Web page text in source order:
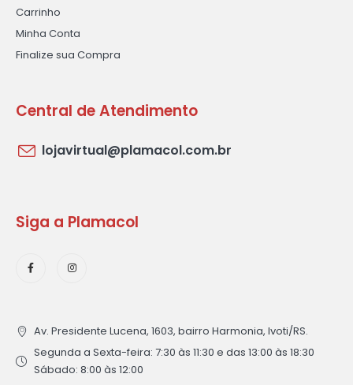
Carrinho
Minha Conta
Finalize sua Compra
Central de Atendimento
lojavirtual@plamacol.com.br
Siga a Plamacol
Av. Presidente Lucena, 1603, bairro Harmonia, Ivoti/RS.
Segunda a Sexta-feira: 7:30 às 11:30 e das 13:00 às 18:30
Sábado: 8:00 às 12:00